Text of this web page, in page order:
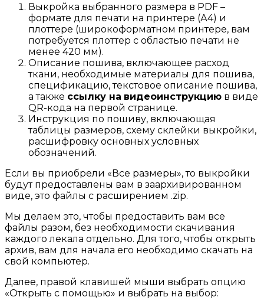
Выкройка выбранного размера в PDF –
формате для печати на принтере (А4) и
плоттере (широкоформатном принтере, вам
потребуется плоттер с областью печати не
менее 420 мм).
Описание пошива, включающее расход
ткани, необходимые материалы для пошива,
спецификацию, текстовое описание пошива,
а также ссылку на видеоинструкцию в виде
QR-кода на первой странице.
Инструкция по пошиву, включающая
таблицы размеров, схему склейки выкройки,
расшифровку основных условных
обозначений.
Если вы приобрели «Все размеры», то выкройки
будут предоставлены вам в заархивированном
виде, это файлы с расширением .zip.
Мы делаем это, чтобы предоставить вам все
файлы разом, без необходимости скачивания
каждого лекала отдельно. Для того, чтобы открыть
архив, вам для начала его необходимо скачать на
свой компьютер.
Далее, правой клавишей мыши выбрать опцию
«Открыть с помощью» и выбрать на выбор: